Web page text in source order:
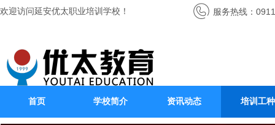
欢迎访问延安优太职业培训学校！ 服务热线：
首页 学校简介 资讯动态 培训工种